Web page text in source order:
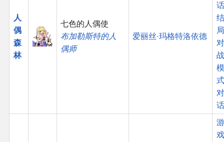
人
偶
森
林
七色的人偶使
布加勒斯特的人
偶师
爱丽丝·玛格特洛依德
结
局
对
战
模
式
对
话
游
戏